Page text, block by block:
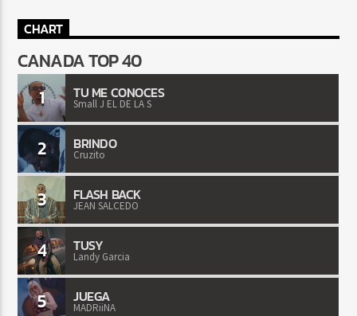
CHART
CANADA TOP 40
1 TU ME CONOCES
Small J EL DE LA S
2 BRINDO
Cruzito
3 FLASH BACK
JEAN SALCEDO
4 TUSY
Landy Garcia
5 JUEGA
MADRiiNA